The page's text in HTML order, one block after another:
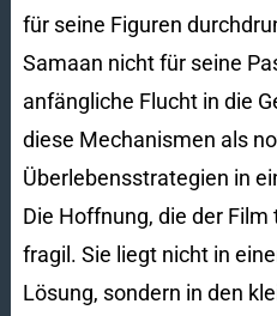
für seine Figuren
Samaan nicht für seine
anfängliche Flucht in die
diese Mechanismen als
Überlebensstrategien in
Die Hoffnung, die der
fragil. Sie liegt nicht in
Lösung, sondern in den